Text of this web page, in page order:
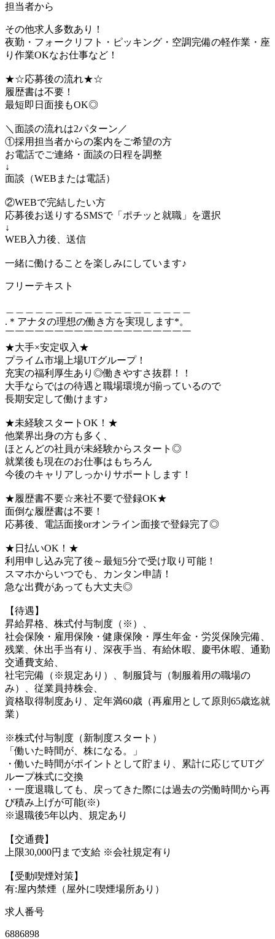
担当者から
その他求人多数あり！
夜勤・フォークリフト・ピッキング・空調完備の軽作業・座
り作業OKなお仕事など！
★☆応募後の流れ★☆
履歴書は不要！
最短即日面接もOK◎
＼面談の流れは2パターン／
①採用担当者からの案内をご希望の方
お電話でご連絡・面談の日程を調整
↓
面談（WEBまたは電話）
②WEBで完結したい方
応募後お送りするSMSで「ポチッと就職」を選択
↓
WEB入力後、送信
一緒に働けることを楽しみにしています♪
フリーテキスト
.＊アナタの理想の働き方を実現します*。
￣￣￣￣￣￣￣￣￣￣￣￣￣￣￣￣￣￣￣
★大手×安定収入★
プライム市場上場UTグループ！
充実の福利厚生あり◎働きやすさ抜群！！
大手ならではの待遇と職場環境が揃っているので
長期安定して働けます♪
★未経験スタートOK！★
他業界出身の方も多く、
ほとんどの社員が未経験からスタート◎
就業後も現在のお仕事はもちろん
今後のキャリアしっかりサポートします！
★履歴書不要☆来社不要で登録OK★
面倒な履歴書は不要！
応募後、電話面接orオンライン面接で登録完了◎
★日払いOK！★
利用申し込み完了後～最短5分で受け取り可能！
スマホからいつでも、カンタン申請！
急な出費があっても大丈夫◎
【待遇】
昇給昇格、株式付与制度（※）、
社会保険・雇用保険・健康保険・厚生年金・労災保険完備、
残業、休出手当有り、深夜手当、有給休暇、慶弔休暇、通勤
交通費支給、
社宅完備（※規定あり）、制服貸与（制服着用の職場の
み）、従業員持株会、
資格取得制度あり、定年満60歳（再雇用として原則65歳迄就
業）
※株式付与制度（新制度スタート）
「働いた時間が、株になる。」
・働いた時間がポイントとして貯まり、累計に応じてUTグ
ループ株式に交換
・一度退職しても、戻ってきた際には過去の労働時間から再
び積み上げが可能(※)
※退職後5年以内、規定あり
【交通費】
上限30,000円まで支給 ※会社規定有り
【受動喫煙対策】
有:屋内禁煙（屋外に喫煙場所あり）
求人番号
6886898